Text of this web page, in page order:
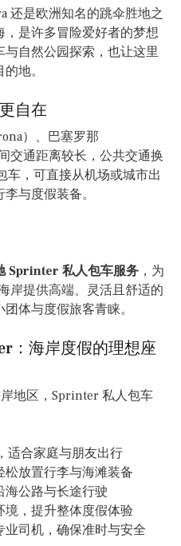
还是欧洲知名的跳伞胜地之
是许多冒险爱好者的梦想
自然公园探索，也让这里
地。
自在
）、巴塞罗那
交通距离较长，公共交通换
车，可直接从机场或城市出
与度假装备。
Sprinter 私人包车服务 ，为
岸提供高端、灵活且舒适的
体与度假旅客青睐。
：海岸度假的理想座
地区，Sprinter 私人包车
适合家庭与朋友出行
松放置行李与海滩装备
海公路与长途行驶
境，提升整体度假体验
业司机，确保准时与安全